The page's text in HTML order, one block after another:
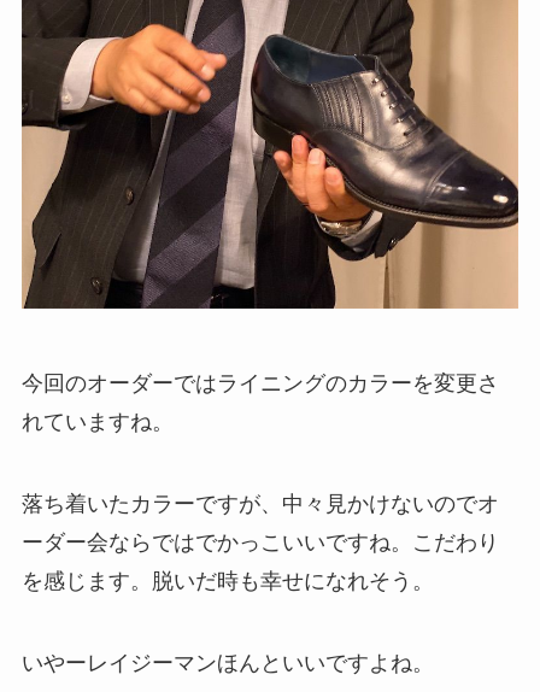
今回のオーダーではライニングのカラーを変更さ
れていますね。
落ち着いたカラーですが、中々見かけないのでオ
ーダー会ならではでかっこいいですね。こだわり
を感じます。脱いだ時も幸せになれそう。
いやーレイジーマンほんといいですよね。